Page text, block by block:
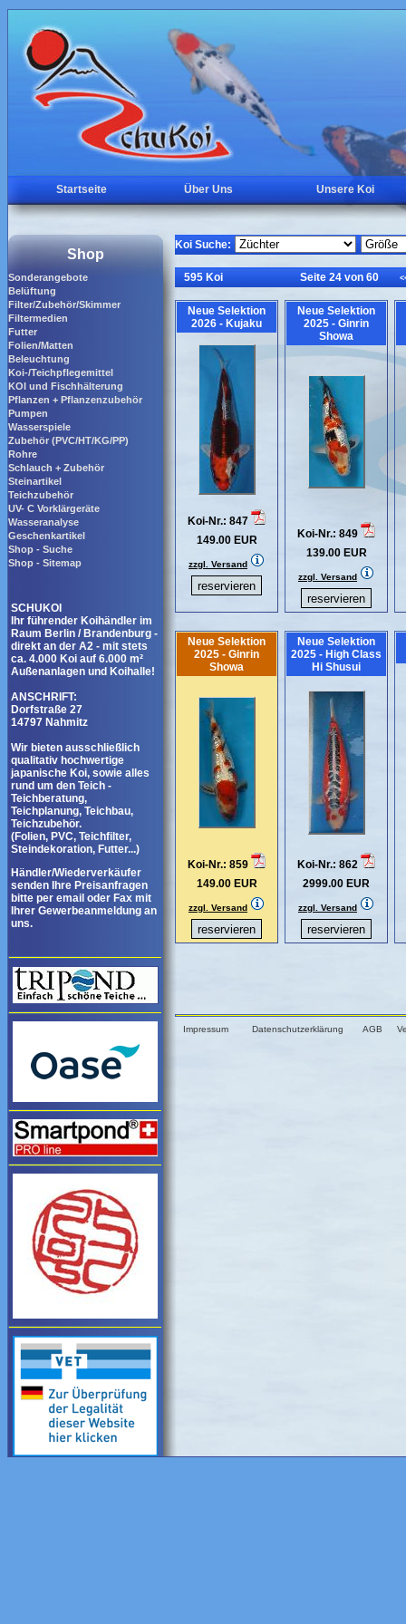
Startseite Über Uns Unsere Koi
Shop
Sonderangebote
Belüftung
Filter/Zubehör/Skimmer
Filtermedien
Futter
Folien/Matten
Beleuchtung
Koi-/Teichpflegemittel
KOI und Fischhälterung
Pflanzen + Pflanzenzubehör
Pumpen
Wasserspiele
Zubehör (PVC/HT/KG/PP)
Rohre
Schlauch + Zubehör
Steinartikel
Teichzubehör
UV- C Vorklärgeräte
Wasseranalyse
Geschenkartikel
Shop - Suche
Shop - Sitemap
SCHUKOI
Ihr führender Koihändler im
Raum Berlin / Brandenburg -
direkt an der A2 - mit stets
ca. 4.000 Koi auf 6.000 m²
Außenanlagen und Koihalle!
ANSCHRIFT:
Dorfstraße 27
14797 Nahmitz
Wir bieten ausschließlich
qualitativ hochwertige
japanische Koi, sowie alles
rund um den Teich -
Teichberatung,
Teichplanung, Teichbau,
Teichzubehör.
(Folien, PVC, Teichfilter,
Steindekoration, Futter...)
Händler/Wiederverkäufer
senden Ihre Preisanfragen
bitte per email oder Fax mit
Ihrer Gewerbeanmeldung an
uns.
Koi Suche:
595 Koi Seite 24 von 60
Neue Selektion
2026 - Kujaku
Koi-Nr.: 847
149.00 EUR
zzgl. Versand
Neue Selektion
2025 - Ginrin
Showa
Koi-Nr.: 849
139.00 EUR
zzgl. Versand
Neue Selektion
2025 - Ginrin
Showa
Koi-Nr.: 859
149.00 EUR
zzgl. Versand
Neue Selektion
2025 - High Class
Hi Shusui
Koi-Nr.: 862
2999.00 EUR
zzgl. Versand
Impressum Datenschutzerklärung AGB